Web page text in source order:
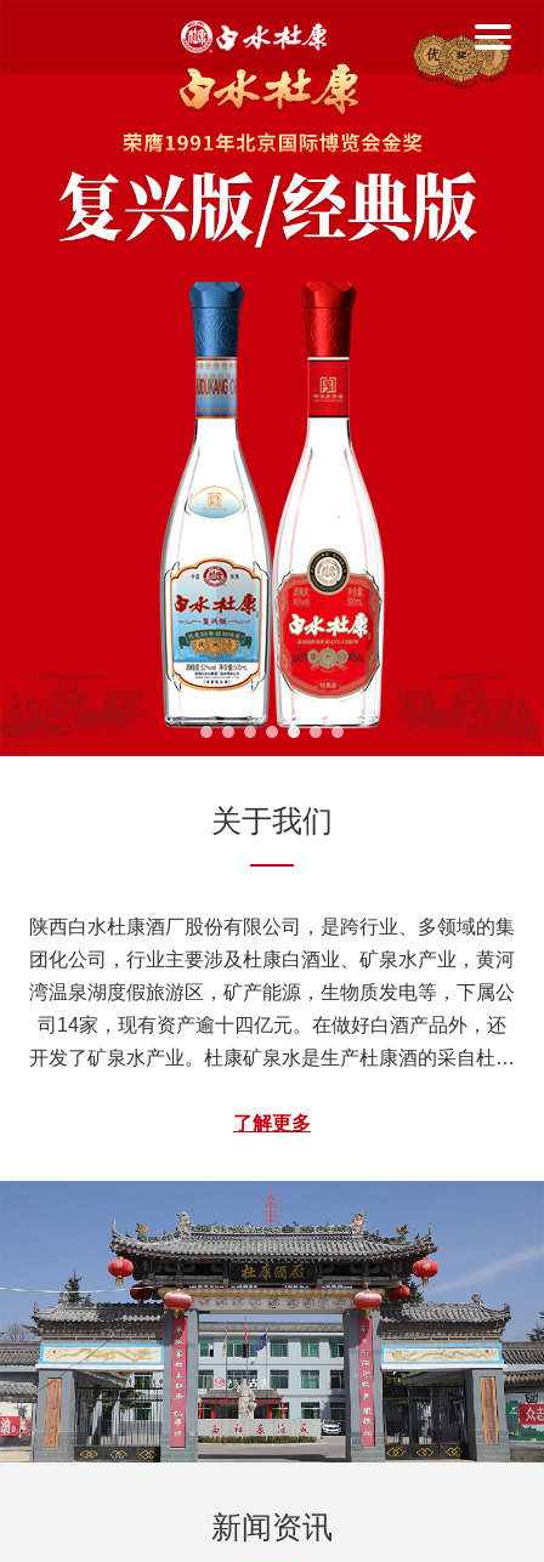
关于我们
陕西白水杜康酒厂股份有限公司，是跨行业、多领域的集
团化公司，行业主要涉及杜康白酒业、矿泉水产业，黄河
湾温泉湖度假旅游区，矿产能源，生物质发电等，下属公
司14家，现有资产逾十四亿元。在做好白酒产品外，还
开发了矿泉水产业。杜康矿泉水是生产杜康酒的采自杜康
相关手续，矿泉水利用公司现有丰富的网络资源迅速得到
产品领域的同时，也提升了白水杜康的品牌知名度。
了解更多
新闻资讯